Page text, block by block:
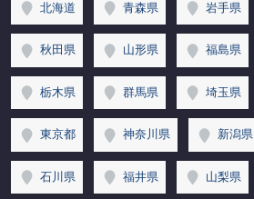
北海道 青森県 岩手県
秋田県 山形県 福島県
栃木県 群馬県 埼玉県
東京都 神奈川県 新潟県
石川県 福井県 山梨県